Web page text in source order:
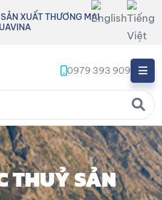
XUẤT THƯƠNG MẠI
0979 393 909
THUỶ SẢN